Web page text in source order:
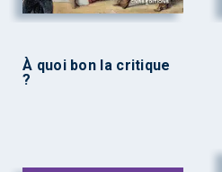
À quoi bon la critique
?